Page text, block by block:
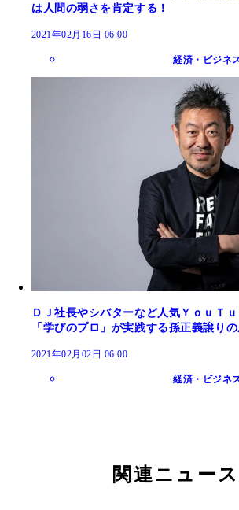
は人間の弱さを肯定する！
2021年02月16日 06:00
経済・ビジネ
ＤＪ社長やシバターなど人気ＹｏｕＴｕ
「学びのプロ」が実践する孫正義譲り
2021年02月02日 06:00
経済・ビジネ
関連ニュース